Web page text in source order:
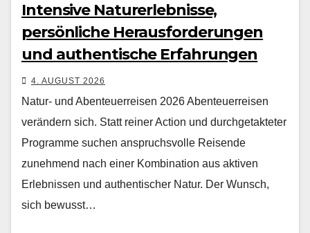
Intensive Naturerlebnisse,
persönliche Herausforderungen
und authentische Erfahrungen
4. AUGUST 2026
Natur- und Abenteuerreisen 2026 Aben­teuer­reisen
verän­dern sich. Statt rein­er Action und durchge­tak­teter
Pro­gramme suchen anspruchsvolle Reisende
zunehmend nach ein­er Kom­bi­na­tion aus aktiv­en
Erleb­nis­sen und authen­tis­ch­er Natur. Der Wun­sch,
sich bewusst…